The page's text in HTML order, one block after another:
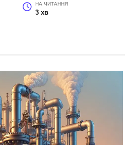
НА ЧИТАННЯ
3 хв